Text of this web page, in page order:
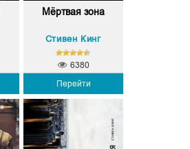
Мёртвая зона
Стивен Кинг
Перейти
6380